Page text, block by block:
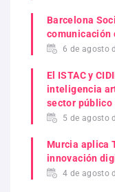
Barcelona
comunicación
6 de agosto
El ISTAC y
inteligencia
sector público
5 de agosto
Murcia aplica
innovación
4 de agosto